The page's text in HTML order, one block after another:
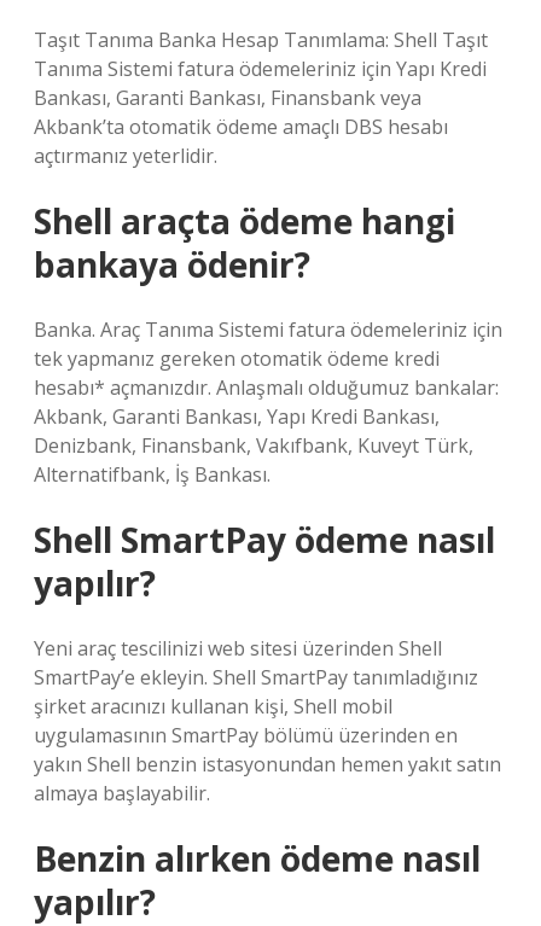
Taşıt Tanıma Banka Hesap Tanımlama: Shell Taşıt
Tanıma Sistemi fatura ödemeleriniz için Yapı Kredi
Bankası, Garanti Bankası, Finansbank veya
Akbank’ta otomatik ödeme amaçlı DBS hesabı
açtırmanız yeterlidir.
Shell araçta ödeme hangi
bankaya ödenir?
Banka. Araç Tanıma Sistemi fatura ödemeleriniz için
tek yapmanız gereken otomatik ödeme kredi
hesabı* açmanızdır. Anlaşmalı olduğumuz bankalar:
Akbank, Garanti Bankası, Yapı Kredi Bankası,
Denizbank, Finansbank, Vakıfbank, Kuveyt Türk,
Alternatifbank, İş Bankası.
Shell SmartPay ödeme nasıl
yapılır?
Yeni araç tescilinizi web sitesi üzerinden Shell
SmartPay’e ekleyin. Shell SmartPay tanımladığınız
şirket aracınızı kullanan kişi, Shell mobil
uygulamasının SmartPay bölümü üzerinden en
yakın Shell benzin istasyonundan hemen yakıt satın
almaya başlayabilir.
Benzin alırken ödeme nasıl
yapılır?